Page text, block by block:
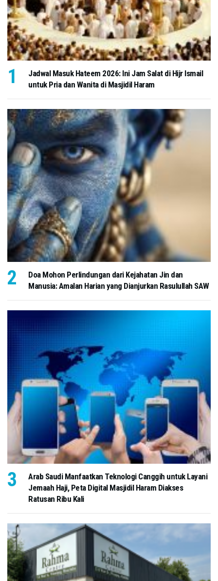
Jadwal Masuk Hateem 2026: Ini Jam Salat di Hijr Ismail
untuk Pria dan Wanita di Masjidil Haram
Doa Mohon Perlindungan dari Kejahatan Jin dan
Manusia: Amalan Harian yang Dianjurkan Rasulullah SAW
Arab Saudi Manfaatkan Teknologi Canggih untuk Layani
Jemaah Haji, Peta Digital Masjidil Haram Diakses
Ratusan Ribu Kali